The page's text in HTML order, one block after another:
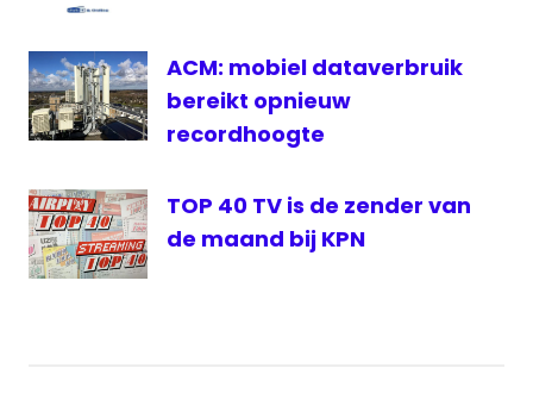
ACM: mobiel dataverbruik
bereikt opnieuw
recordhoogte
TOP 40 TV is de zender van
de maand bij KPN